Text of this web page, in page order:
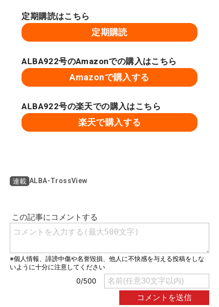
定期購読はこちら
定期購読
ALBA922号のAmazonでの購入はこちら
Amazonで購入する
ALBA922号の楽天での購入はこちら
楽天で購入する
連載 ALBA-TrossView